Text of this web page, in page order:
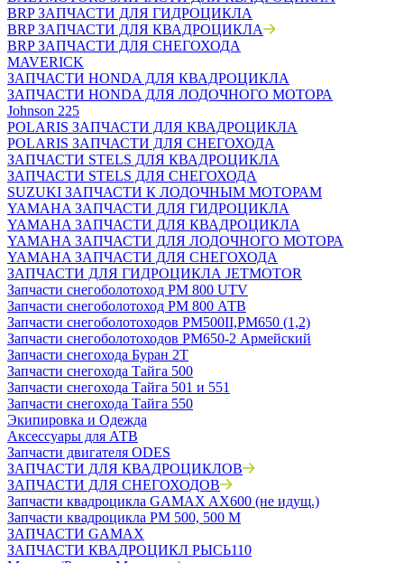
BRP ЗАПЧАСТИ ДЛЯ ГИДРОЦИКЛА
BRP ЗАПЧАСТИ ДЛЯ КВАДРОЦИКЛА
BRP ЗАПЧАСТИ ДЛЯ СНЕГОХОДА
MAVERICK
ЗАПЧАСТИ HONDA ДЛЯ КВАДРОЦИКЛА
ЗАПЧАСТИ HONDA ДЛЯ ЛОДОЧНОГО МОТОРА
Johnson 225
POLARIS ЗАПЧАСТИ ДЛЯ КВАДРОЦИКЛА
POLARIS ЗАПЧАСТИ ДЛЯ СНЕГОХОДА
ЗАПЧАСТИ STELS ДЛЯ КВАДРОЦИКЛА
ЗАПЧАСТИ STELS ДЛЯ СНЕГОХОДА
SUZUKI ЗАПЧАСТИ К ЛОДОЧНЫМ МОТОРАМ
YAMAHA ЗАПЧАСТИ ДЛЯ ГИДРОЦИКЛА
YAMAHA ЗАПЧАСТИ ДЛЯ КВАДРОЦИКЛА
YAMAHA ЗАПЧАСТИ ДЛЯ ЛОДОЧНОГО МОТОРА
YAMAHA ЗАПЧАСТИ ДЛЯ СНЕГОХОДА
ЗАПЧАСТИ ДЛЯ ГИДРОЦИКЛА JETMOTOR
Запчасти снегоболотоход РМ 800 UTV
Запчасти снегоболотоход РМ 800 АТВ
Запчасти снегоболотоходов РМ500II,РМ650 (1,2)
Запчасти снегоболотоходов РМ650-2 Армейский
Запчасти снегохода Буран 2Т
Запчасти снегохода Тайга 500
Запчасти снегохода Тайга 501 и 551
Запчасти снегохода Тайга 550
Экипировка и Одежда
Аксессуары для АТВ
Запчасти двигателя ODES
ЗАПЧАСТИ ДЛЯ КВАДРОЦИКЛОВ
ЗАПЧАСТИ ДЛЯ СНЕГОХОДОВ
Запчасти квадроцикла GAMAX AX600 (не идущ.)
Запчасти квадроцикла РМ 500, 500 М
ЗАПЧАСТИ GAMAX
ЗАПЧАСТИ КВАДРОЦИКЛ РЫСЬ110